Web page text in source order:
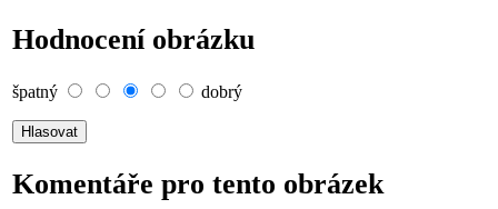
Hodnocení obrázku
špatný dobrý
Komentáře pro tento obrázek